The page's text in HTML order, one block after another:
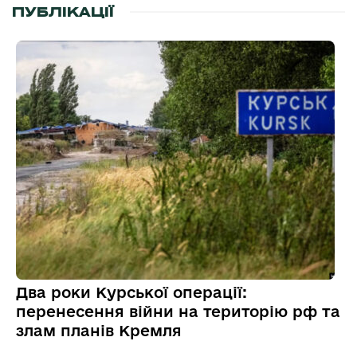
ПУБЛІКАЦІЇ
Два роки Курської операції:
перенесення війни на територію рф та
злам планів Кремля